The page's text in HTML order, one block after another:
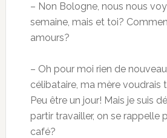
– Non Bologne, nous nous
semaine, mais et toi?
amours?
– Oh pour moi rien de
célibataire, ma mère voudrais
Peu être un jour! Mais je suis
partir travailler, on se rappelle
café?